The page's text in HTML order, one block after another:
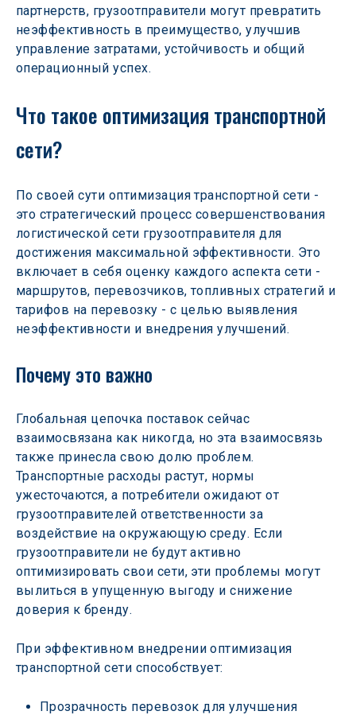
партнерств, грузоотправители могут превратить
неэффективность в преимущество, улучшив
управление затратами, устойчивость и общий
операционный успех.
Что такое оптимизация транспортной
сети?
По своей сути оптимизация транспортной сети -
это стратегический процесс совершенствования
логистической сети грузоотправителя для
достижения максимальной эффективности. Это
включает в себя оценку каждого аспекта сети -
маршрутов, перевозчиков, топливных стратегий и
тарифов на перевозку - с целью выявления
неэффективности и внедрения улучшений.
Почему это важно
Глобальная цепочка поставок сейчас
взаимосвязана как никогда, но эта взаимосвязь
также принесла свою долю проблем.
Транспортные расходы растут, нормы
ужесточаются, а потребители ожидают от
грузоотправителей ответственности за
воздействие на окружающую среду. Если
грузоотправители не будут активно
оптимизировать свои сети, эти проблемы могут
вылиться в упущенную выгоду и снижение
доверия к бренду.
При эффективном внедрении оптимизация
транспортной сети способствует:
Прозрачность перевозок для улучшения